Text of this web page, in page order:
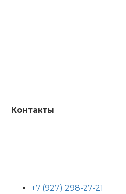
Контакты
+7 (927) 298-27-21